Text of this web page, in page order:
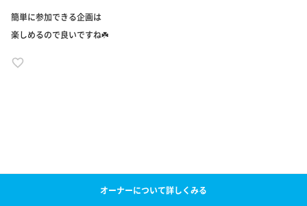
簡単に参加できる企画は
楽しめるので良いですね☘️
オーナーについて詳しくみる